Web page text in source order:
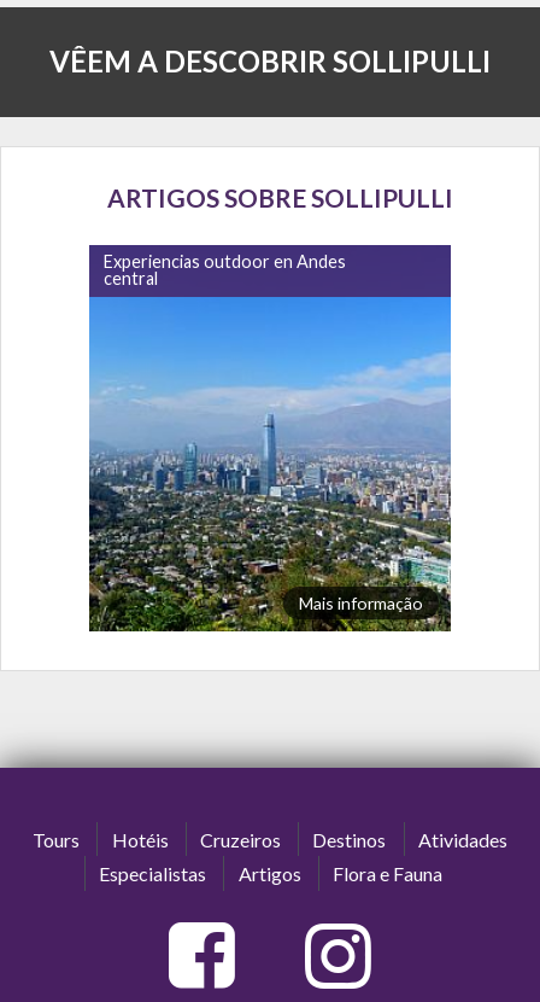
VÊEM A DESCOBRIR SOLLIPULLI
ARTIGOS SOBRE SOLLIPULLI
Experiencias outdoor en Andes
central
Mais informação
Tours Hotéis Cruzeiros Destinos
Atividades
Especialistas
Artigos Flora e Fauna